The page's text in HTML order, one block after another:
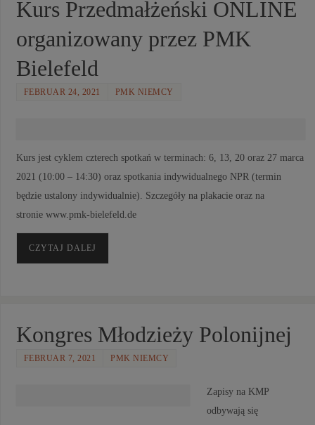
Kurs Przedmałżeński ONLINE
organizowany przez PMK
Bielefeld
FEBRUAR 24, 2021 PMK NIEMCY
Kurs jest cyklem czterech spotkań w terminach: 6, 13, 20 oraz 27 marca
2021 (10:00 – 14:30) oraz spotkania indywidualnego NPR (termin
będzie ustalony indywidualnie). Szczegóły na plakacie oraz na
stronie www.pmk-bielefeld.de
CZYTAJ DALEJ
Kongres Młodzieży Polonijnej
FEBRUAR 7, 2021 PMK NIEMCY
Zapisy na KMP
odbywają się